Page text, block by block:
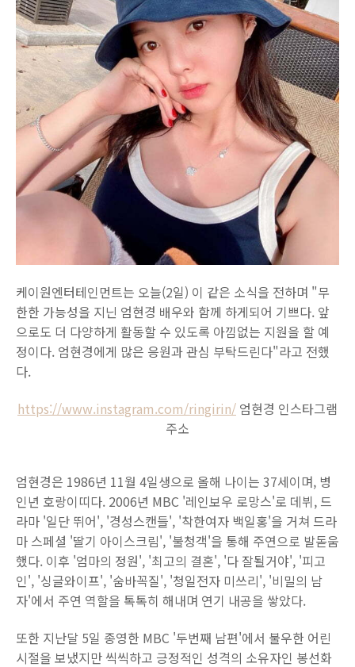
케이원엔터테인먼트는 오늘(2일) 이 같은 소식을 전하며 "무
한한 가능성을 지닌 엄현경 배우와 함께 하게되어 기쁘다. 앞
으로도 더 다양하게 활동할 수 있도록 아낌없는 지원을 할 예
정이다. 엄현경에게 많은 응원과 관심 부탁드린다"라고 전했
다.
https://www.instagram.com/ringirin/ 엄현경 인스타그램
주소
엄현경은 1986년 11월 4일생으로 올해 나이는 37세이며, 병
인년 호랑이띠다. 2006년 MBC '레인보우 로망스'로 데뷔, 드
라마 '일단 뛰어', '경성스캔들', '착한여자 백일홍'을 거쳐 드라
마 스페셜 '딸기 아이스크림', '불청객'을 통해 주연으로 발돋움
했다. 이후 '엄마의 정원', '최고의 결혼', '다 잘될거야', '피고
인', '싱글와이프', '숨바꼭질', '청일전자 미쓰리', '비밀의 남
자'에서 주연 역할을 톡톡히 해내며 연기 내공을 쌓았다.
또한 지난달 5일 종영한 MBC '두번째 남편'에서 불우한 어린
시절을 보냈지만 씩씩하고 긍정적인 성격의 소유자인 봉선화